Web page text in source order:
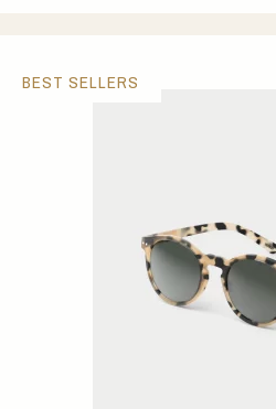
BEST SELLERS